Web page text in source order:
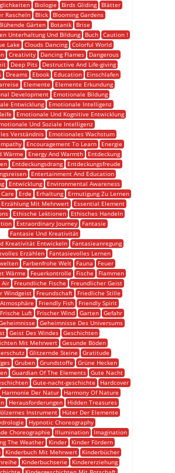
Biologie Birds Gliding
Blätter
Rascheln
Blick
Blooming Gardens
Gärten
Botanik
Brise
Unterhaltung Und Bildung
Buch Caution !
Lake
Clouds Dancing
Colorful World
Creativity Dancing Flames
Dangerous
Deep Pits
Destructive And Life-giving
Dreams Ebook Education
Einschlafen
Elemente
Elemente Erkundung
Development
Emotionale Bildung
Entwicklung
Emotionale Intelligenz
Emotionale Und Kognitive Entwicklung
Und Soziale Intelligenz
Verständnis
Emotionales Wachstum
Encouragement To Learn
Energie
Wärme
Energy And Warmth
Entdeckung
Entdeckungsdrang
Entdeckungsfreude
Entertainment And Education
Entwicklung
Environmental Awareness
Erde Erhaltung
Ermutigung Zu Lernen
Erzählung Mit Mehrwert
Essential Element
Ethische Lektionen
Ethisches Handeln
Extraordinary Journey
Fantasie
Fantasie Und Kreativität
Kreativität Entwickeln
Fantasieanregung
Erzählen
Fantasievolles Lernen
Farbenfrohe Welt Fauna
Feuer
Wärme
Feuerkontrolle Fische
Flammen
Air Freundliche Fische
Freundlicher Geist
Windgeist
Freundschaft
Friedliche Stille
Friendly Fish
Friendly Spirit
Frische Luft Frischer Wind Garten
Gefahr
Geheimnisse Des Universums
Geist Des Windes Geschichten
Mit Mehrwert
Gesunde Böden
Glitzernde Steine
Gratitude
Gruben Grundstoffe
Grüne Hecken
Guardian Of The Elements
Gute Nacht
Gute-nacht-geschichte
Hardcover
Harmonie Der Natur
Harmony Of Nature
Herausforderungen
Hidden Treasures
Instrument
Hüter Der Elemente
Hypnotic Choreography
Choreographie
Illumination
Imagination
The Weather
Kinder
Kinder Fördern
Kinderbuch Mit Mehrwert
Kinderbücher
Kinderbuchserie
Kindererziehung